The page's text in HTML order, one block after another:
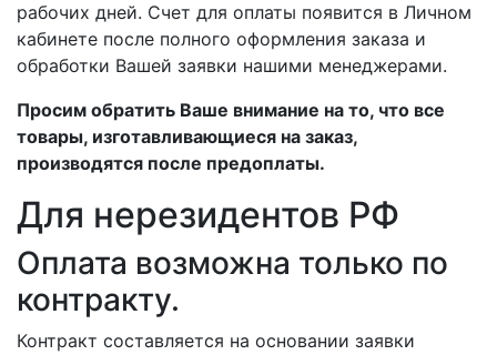
рабочих дней. Счет для оплаты появится в Личном
кабинете после полного оформления заказа и
обработки Вашей заявки нашими менеджерами.
Просим обратить Ваше внимание на то, что все
товары, изготавливающиеся на заказ,
производятся после предоплаты.
Для нерезидентов РФ
Оплата возможна только по
контракту.
Контракт составляется на основании заявки